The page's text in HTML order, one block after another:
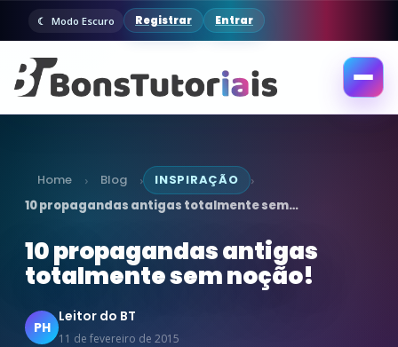
Modo Escuro Registrar Entrar
Abrir
Home › Blog › INSPIRAÇÃO ›
10 propagandas antigas totalmente sem…
10 propagandas antigas
totalmente sem noção!
PH
Leitor do BT
11 de fevereiro de 2015